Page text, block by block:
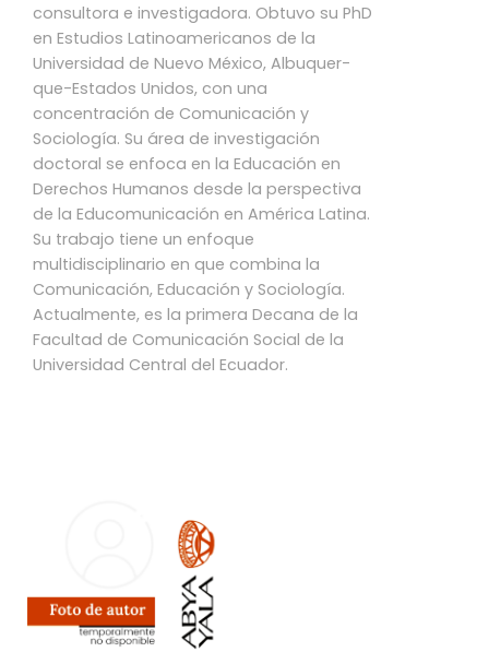
consultora e investigadora. Obtuvo su PhD
en Estudios Latinoamericanos de la
Universidad de Nuevo México, Albuquer-
que-Estados Unidos, con una
concentración de Comunicación y
Sociología. Su área de investigación
doctoral se enfoca en la Educación en
Derechos Humanos desde la perspectiva
de la Educomunicación en América Latina.
Su trabajo tiene un enfoque
multidisciplinario en que combina la
Comunicación, Educación y Sociología.
Actualmente, es la primera Decana de la
Facultad de Comunicación Social de la
Universidad Central del Ecuador.